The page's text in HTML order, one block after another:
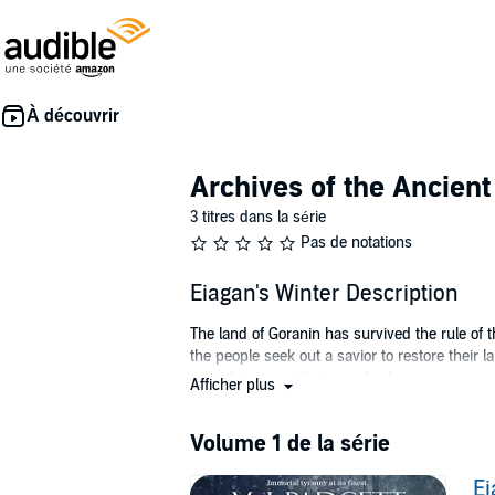
Archives of the
3 titres dans la série
Pas de notations
Eiagan's Winter Description
The land of Goranin has survived the rule of
the people seek out a savior to restore their
invite him in as their new leader.
against her absolute authority. When her
Afficher plus
Volume 1 de la série